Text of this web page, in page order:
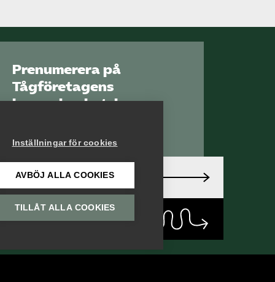
Prenumerera på
Tågföretagens
branschnyhetsbrev
din inkorg.
Anmäl dig här
Läs
Inställningar för cookies
AVBÖJ ALLA COOKIES
TILLÅT ALLA COOKIES